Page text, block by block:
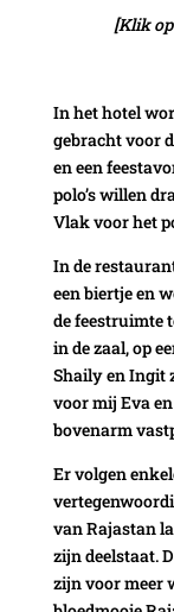
[Klik
In het hotel
gebracht voor
en een
polo’s willen
Vlak voor het
In de
een biertje en
de feestruimte
in de zaal, op
Shaily en Ingit
voor mij Eva
bovenarm
Er volgen
van Rajastan
zijn deelstaat.
zijn voor meer